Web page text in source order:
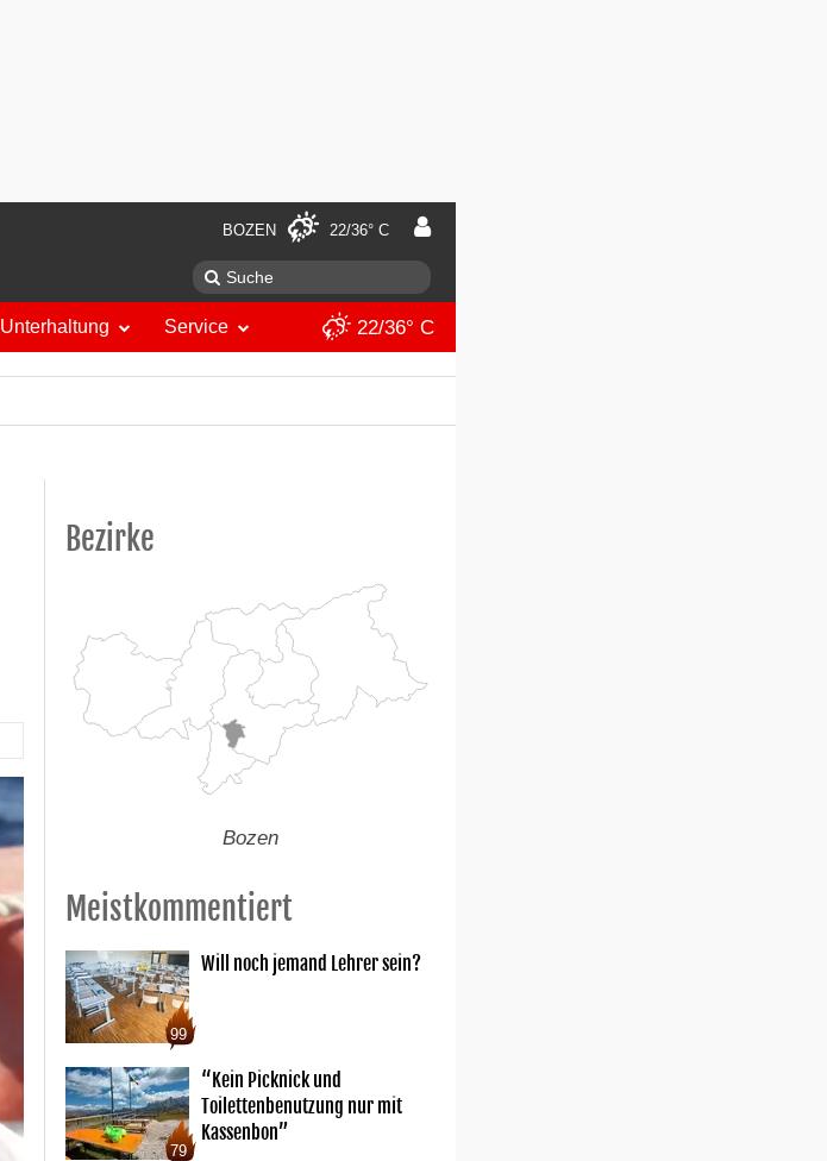
BOZEN 22/36° C
Unterhaltung Service 22/36° C
Bezirke
Bozen
Meistkommentiert
99
Will noch jemand Lehrer sein?
79
“Kein Picknick und
Toilettenbenutzung nur mit
Kassenbon”